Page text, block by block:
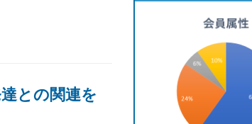
との関連を